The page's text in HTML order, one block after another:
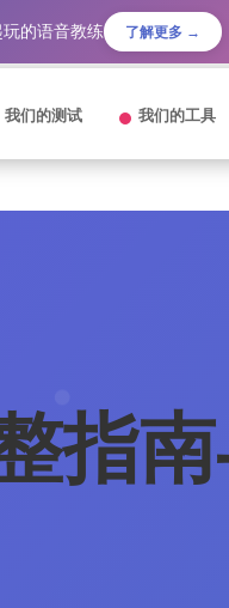
的语音教练 了解更多 →
我们的测试 我们的工具
指